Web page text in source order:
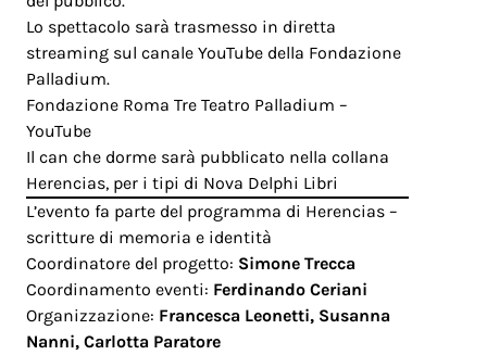
Lo spettacolo sarà trasmesso in diretta
streaming sul canale YouTube della Fondazione
Palladium.
Fondazione Roma Tre Teatro Palladium –
YouTube
Il can che dorme sarà pubblicato nella collana
Herencias, per i tipi di Nova Delphi Libri
L’evento fa parte del programma di Herencias –
scritture di memoria e identità
Coordinatore del progetto: Simone Trecca
Coordinamento eventi: Ferdinando Ceriani
Organizzazione: Francesca Leonetti, Susanna
Nanni, Carlotta Paratore